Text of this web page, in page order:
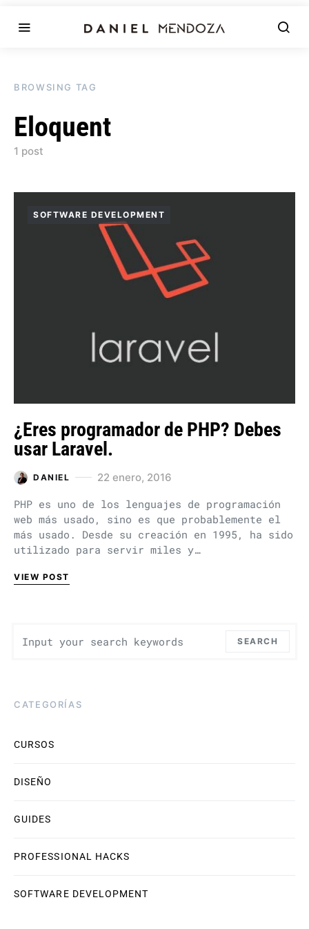
BROWSING TAG
Eloquent
1 post
SOFTWARE DEVELOPMENT
¿Eres programador de PHP? Debes
usar Laravel.
DANIEL 22 enero, 2016
PHP es uno de los lenguajes de programación
web más usado, sino es que probablemente el
más usado. Desde su creación en 1995, ha sido
utilizado para servir miles y…
VIEW POST
SEARCH
CATEGORÍAS
CURSOS
DISEÑO
GUIDES
PROFESSIONAL HACKS
SOFTWARE DEVELOPMENT